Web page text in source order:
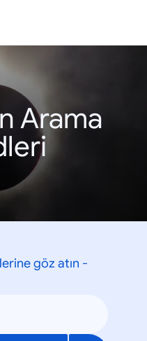
Arama
göz atın -